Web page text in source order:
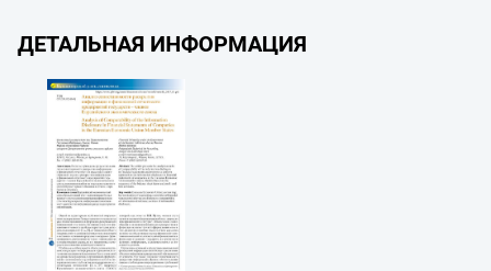
ДЕТАЛЬНАЯ ИНФОРМАЦИЯ